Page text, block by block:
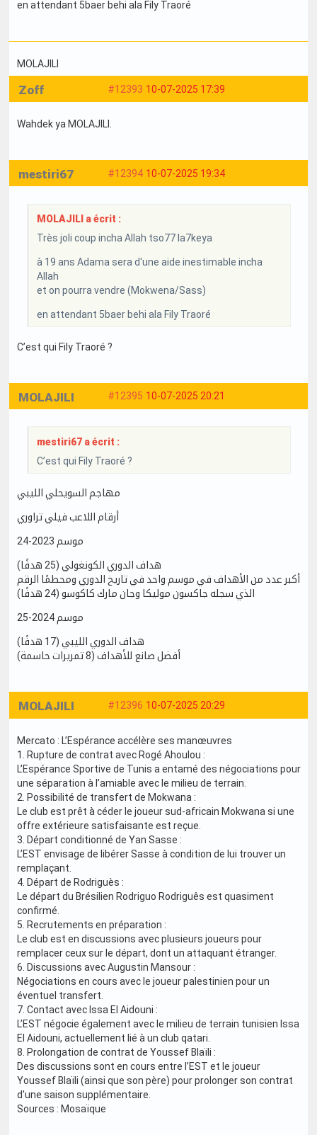
en attendant 5baer behi ala Fily Traoré
MOLAJILI
#12393 10-07-2025 17:39
Zoff
Wahdek ya MOLAJILI.
#12394 10-07-2025 19:34
mestiri67
MOLAJILI a écrit :
Très joli coup incha Allah tso77 la7keya
à 19 ans Adama sera d'une aide inestimable incha
Allah
et on pourra vendre (Mokwena/Sass)
en attendant 5baer behi ala Fily Traoré
C’est qui Fily Traoré ?
#12395 10-07-2025 20:21
MOLAJILI
mestiri67 a écrit :
C’est qui Fily Traoré ?
مهاجم السويحلي الليبي
أرقام اللاعب فيلي تراوري
موسم 2023-24
هداف الدوري الكونغولي (25 هدفًا)
أكبر عدد من الأهداف في موسم واحد في تاريخ الدوري ومحطمًا الرقم
الذي سجله جاكسون موليكا وجان مارك كاكوسو (24 هدفًا)
موسم 2024-25
هداف الدوري الليبي (17 هدفًا)
أفضل صانع للأهداف (8 تمريرات حاسمة)
#12396 10-07-2025 20:29
MOLAJILI
Mercato : L’Espérance accélère ses manœuvres
1. Rupture de contrat avec Rogé Ahoulou :
L’Espérance Sportive de Tunis a entamé des négociations pour
une séparation à l’amiable avec le milieu de terrain.
2. Possibilité de transfert de Mokwana :
Le club est prêt à céder le joueur sud-africain Mokwana si une
offre extérieure satisfaisante est reçue.
3. Départ conditionné de Yan Sasse :
L’EST envisage de libérer Sasse à condition de lui trouver un
remplaçant.
4. Départ de Rodriguès :
Le départ du Brésilien Rodriguo Rodriguês est quasiment
confirmé.
5. Recrutements en préparation :
Le club est en discussions avec plusieurs joueurs pour
remplacer ceux sur le départ, dont un attaquant étranger.
6. Discussions avec Augustin Mansour :
Négociations en cours avec le joueur palestinien pour un
éventuel transfert.
7. Contact avec Issa El Aidouni :
L’EST négocie également avec le milieu de terrain tunisien Issa
El Aidouni, actuellement lié à un club qatari.
8. Prolongation de contrat de Youssef Blaïli :
Des discussions sont en cours entre l’EST et le joueur
Youssef Blaïli (ainsi que son père) pour prolonger son contrat
d'une saison supplémentaire.
Sources : Mosaïque